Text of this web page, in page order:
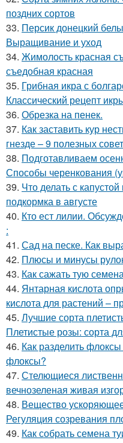
поздних сортов
33. Персик донецкий
Выращивание и уход
34. Жимолость красная
съедобная красная
35. Грибная икра с
Классический рецепт
36. Обрезка на пенек.
37. Как заставить кур
гнезде – 9 полезных
38. Подготавливаем
Способы черенкования
39. Что делать с
подкормка в августе
40. Кто ест лилии.
:
41. Сад на песке. Как
42. Плюсы и минусы
43. Как сажать тую
44. Янтарная кислота
кислота для растений –
45. Лучшие сорта
Плетистые розы: сорта
46. Как разделить
флоксы?
47. Стелющиеся
вечнозеленая живая
48. Вещество
Регуляция созревания
49. Как собрать семена